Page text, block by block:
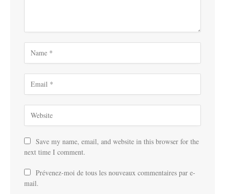
Save my name, email, and website in this browser for the
next time I comment.
Prévenez-moi de tous les nouveaux commentaires par e-
mail.